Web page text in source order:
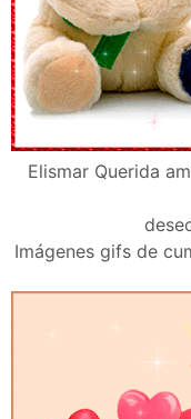
Elismar Querida
Imágenes gifs de